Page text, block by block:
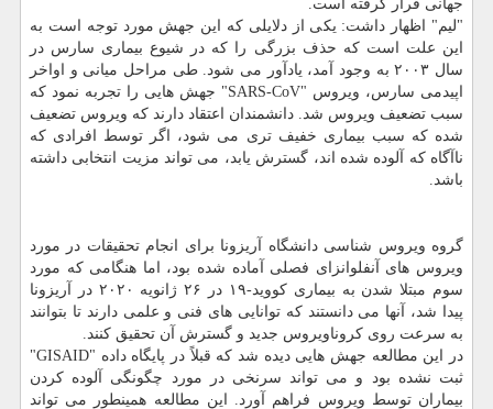
جهانی قرار گرفته است.
"لیم" اظهار داشت: یکی از دلایلی که این جهش مورد توجه است به
این علت است که حذف بزرگی را که در شیوع بیماری سارس در
سال ۲۰۰۳ به وجود آمد، یادآور می شود. طی مراحل میانی و اواخر
اپیدمی سارس، ویروس "SARS-CoV" جهش هایی را تجربه نمود که
سبب تضعیف ویروس شد. دانشمندان اعتقاد دارند که ویروس تضعیف
شده که سبب بیماری خفیف تری می شود، اگر توسط افرادی که
ناآگاه که آلوده شده اند، گسترش یابد، می تواند مزیت انتخابی داشته
باشد.
گروه ویروس شناسی دانشگاه آریزونا برای انجام تحقیقات در مورد
ویروس های آنفلوانزای فصلی آماده شده بود، اما هنگامی که مورد
سوم مبتلا شدن به بیماری کووید-۱۹ در ۲۶ ژانویه ۲۰۲۰ در آریزونا
پیدا شد، آنها می دانستند که توانایی های فنی و علمی دارند تا بتوانند
به سرعت روی کروناویروس جدید و گسترش آن تحقیق کنند.
در این مطالعه جهش هایی دیده شد که قبلاً در پایگاه داده "GISAID"
ثبت نشده بود و می تواند سرنخی در مورد چگونگی آلوده کردن
بیماران توسط ویروس فراهم آورد. این مطالعه همینطور می تواند